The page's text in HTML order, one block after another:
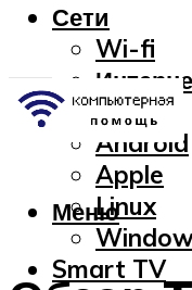
Сети
Wi-fi
OC
Android
Apple
Linux
Smart TV
Меню